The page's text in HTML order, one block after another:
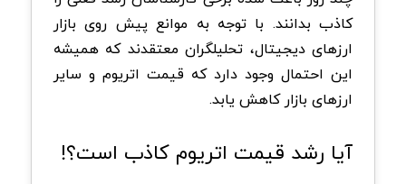
کاذب بدانند. با توجه به موانع پیش روی بازار
ارزهای دیجیتال، تحلیلگران معتقدند که همیشه
این احتمال وجود دارد که قیمت اتریوم و سایر
ارزهای بازار کاهش یابد.
آیا رشد قیمت اتریوم کاذب است؟!